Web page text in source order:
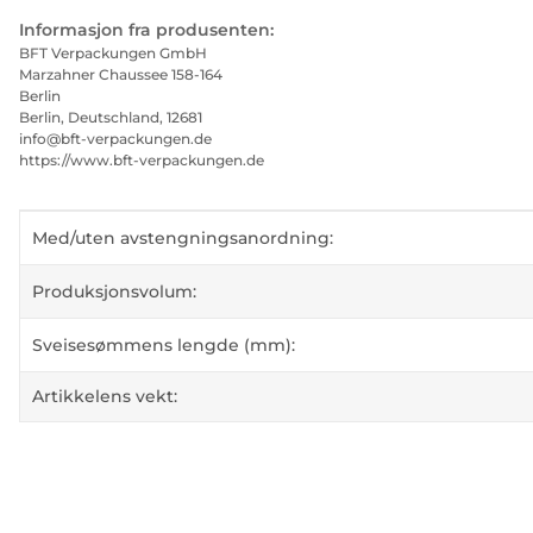
Informasjon fra produsenten:
BFT Verpackungen GmbH
Marzahner Chaussee 158-164
Berlin
Berlin, Deutschland, 12681
info@bft-verpackungen.de
https://www.bft-verpackungen.de
#productDetails.itemInformation#
#productDetails.itemValue#
Med/uten avstengningsanordning:
Produksjonsvolum:
Sveisesømmens lengde (mm):
Artikkelens vekt: